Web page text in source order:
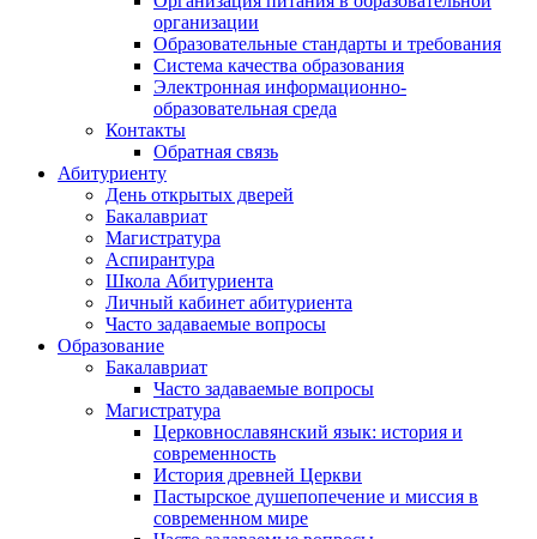
организации
Образовательные стандарты и требования
Система качества образования
Электронная информационно-
образовательная среда
Контакты
Обратная связь
Абитуриенту
День открытых дверей
Бакалавриат
Магистратура
Аспирантура
Школа Абитуриента
Личный кабинет абитуриента
Часто задаваемые вопросы
Образование
Бакалавриат
Часто задаваемые вопросы
Магистратура
Церковнославянский язык: история и
современность
История древней Церкви
Пастырское душепопечение и миссия в
современном мире